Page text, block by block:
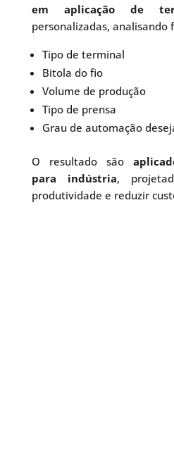
em aplicação de
personalizadas, analisando
Tipo de terminal
Bitola do fio
Volume de produção
Tipo de prensa
Grau de automação
O resultado são
para indústria,
produtividade e reduzir